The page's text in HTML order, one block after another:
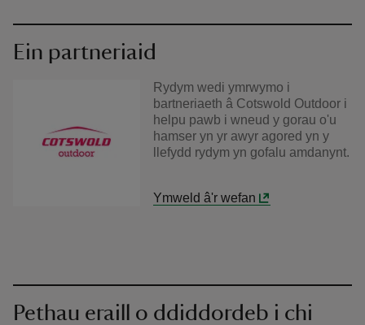
Ein partneriaid
Rydym wedi ymrwymo i
bartneriaeth â Cotswold Outdoor i
helpu pawb i wneud y gorau o'u
hamser yn yr awyr agored yn y
llefydd rydym yn gofalu amdanynt.
Ymweld â'r wefan
Pethau eraill o ddiddordeb i chi